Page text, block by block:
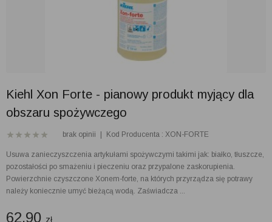
Kiehl Xon Forte - pianowy produkt myjący dla
obszaru spożywczego
brak opinii Kod Producenta : XON-FORTE
Usuwa zanieczyszczenia artykułami spożywczymi takimi jak: białko, tłuszcze,
pozostałości po smażeniu i pieczeniu oraz przypalone zaskorupienia.
Powierzchnie czyszczone Xonem-forte, na których przyrządza się potrawy
należy koniecznie umyć bieżącą wodą. Zaświadcza ...
62.90 zł